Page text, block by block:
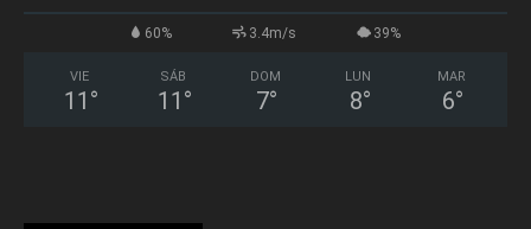
60% 3.4m/s 39%
VIE
11 °
SÁB
11 °
DOM
7°
LUN
8°
MAR
6°